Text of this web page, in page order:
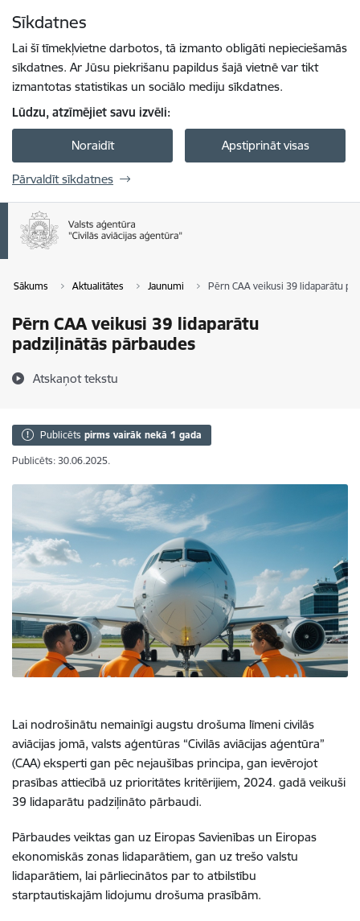
Sīkdatnes
Lai šī tīmekļvietne darbotos, tā izmanto obligāti nepieciešamās
sīkdatnes. Ar Jūsu piekrišanu papildus šajā vietnē var tikt
izmantotas statistikas un sociālo mediju sīkdatnes.
Lūdzu, atzīmējiet savu izvēli:
Noraidīt Apstiprināt visas
Pārvaldīt sīkdatnes
Sākums Aktualitātes Jaunumi Pērn CAA veikusi 39 lidaparātu
Pērn CAA veikusi 39 lidaparātu
padziļinātās pārbaudes
Atskaņot tekstu
Publicēts pirms vairāk nekā 1 gada
Publicēts: 30.06.2025.
Lai nodrošinātu nemainīgi augstu drošuma līmeni civilās
aviācijas jomā, valsts aģentūras “Civilās aviācijas aģentūra”
(CAA) eksperti gan pēc nejaušības principa, gan ievērojot
prasības attiecībā uz prioritātes kritērijiem, 2024. gadā veikuši
39 lidaparātu padziļināto pārbaudi.
Pārbaudes veiktas gan uz Eiropas Savienības un Eiropas
ekonomiskās zonas lidaparātiem, gan uz trešo valstu
lidaparātiem, lai pārliecinātos par to atbilstību
starptautiskajām lidojumu drošuma prasībām.